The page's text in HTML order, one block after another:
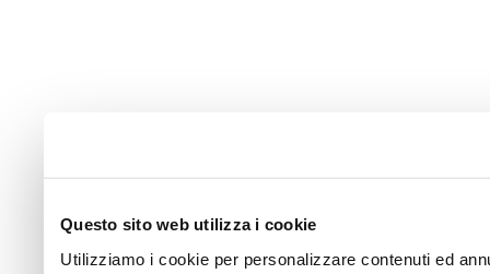
Questo sito web utilizza i cookie
Utilizziamo i cookie per personalizzare contenuti ed